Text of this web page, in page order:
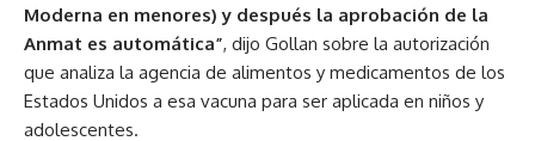
Moderna en menores) y después la aprobación de la
Anmat es automática”, dijo Gollan sobre la autorización
que analiza la agencia de alimentos y medicamentos de los
Estados Unidos a esa vacuna para ser aplicada en niños y
adolescentes.